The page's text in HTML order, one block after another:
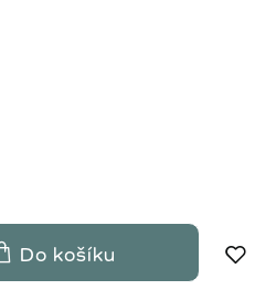
Do košíku